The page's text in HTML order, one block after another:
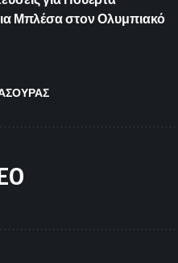
Μπλέσα στον Ολυμπιακό